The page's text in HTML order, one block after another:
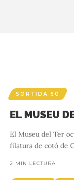
SORTIDA 60
EL MUSEU
El Museu del Ter
filatura de cotó de
2 MIN LECTURA